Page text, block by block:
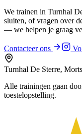
We trainen in Turnhal
sluiten, of vragen over
— we helpen je graag
Contacteer ons
Turnhal De Sterre,
Alle trainingen gaan
toestelopstelling.